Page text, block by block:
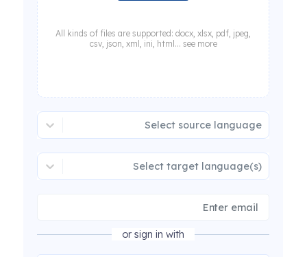
All kinds of files are supported: docx, xlsx, pdf, jpeg,
csv, json, xml, ini, html... see more
Select source language
Select target language(s)
or sign in with